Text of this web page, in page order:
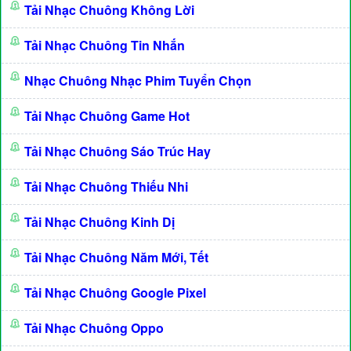
Tải Nhạc Chuông Không Lời
Tải Nhạc Chuông Tin Nhắn
Nhạc Chuông Nhạc Phim Tuyển Chọn
Tải Nhạc Chuông Game Hot
Tải Nhạc Chuông Sáo Trúc Hay
Tải Nhạc Chuông Thiếu Nhi
Tải Nhạc Chuông Kinh Dị
Tải Nhạc Chuông Năm Mới, Tết
Tải Nhạc Chuông Google Pixel
Tải Nhạc Chuông Oppo